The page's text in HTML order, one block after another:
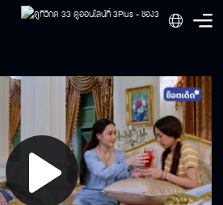
Play
หมาหวงก้าง กัดคนอื่นไม่เลิก
สิ่งที่น้องคิดและกังวลใจมาตลอด มันคือเรื่องจริง